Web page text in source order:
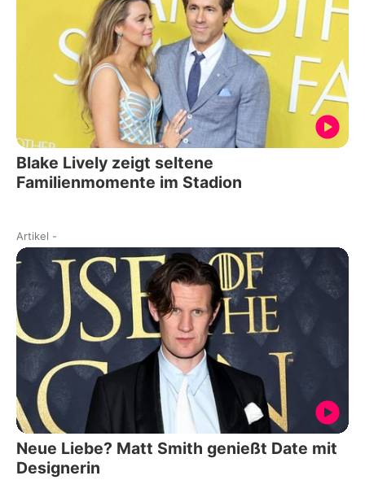
Blake Lively zeigt seltene
Familienmomente im Stadion
Artikel -
Neue Liebe? Matt Smith genießt Date mit
Designerin